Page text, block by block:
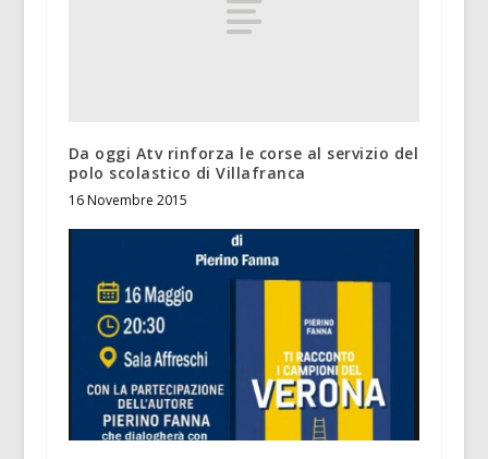
Da oggi Atv rinforza le corse al servizio del
polo scolastico di Villafranca
16 Novembre 2015